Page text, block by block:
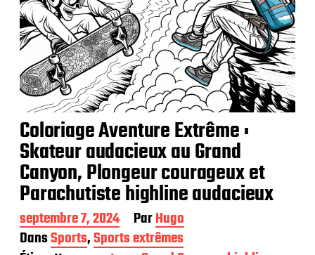
Coloriage Aventure Extrême :
Skateur audacieux au Grand
Canyon, Plongeur courageux et
Parachutiste highline audacieux
D
a
t
septembre 7, 2024 ParHugo
DansSports,Sports extrêmes